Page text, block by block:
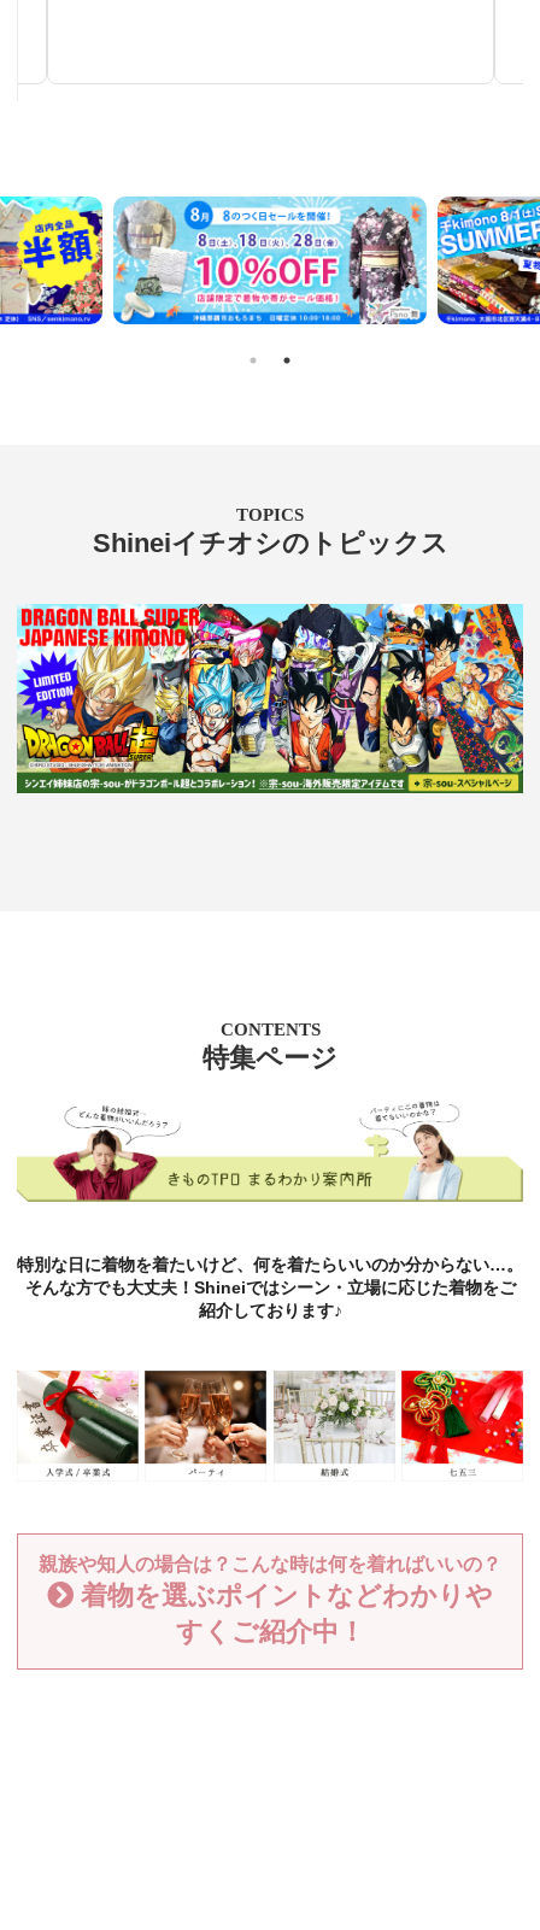
TOPICS
Shineiイチオシのトピックス
CONTENTS
特集ページ
特別な日に着物を着たいけど、何を着たらいいのか分からない…。
そんな方でも大丈夫！Shineiではシーン・立場に応じた着物をご
紹介しております♪
親族や知人の場合は？こんな時は何を着ればいいの？
着物を選ぶポイントなどわかりや
すくご紹介中！